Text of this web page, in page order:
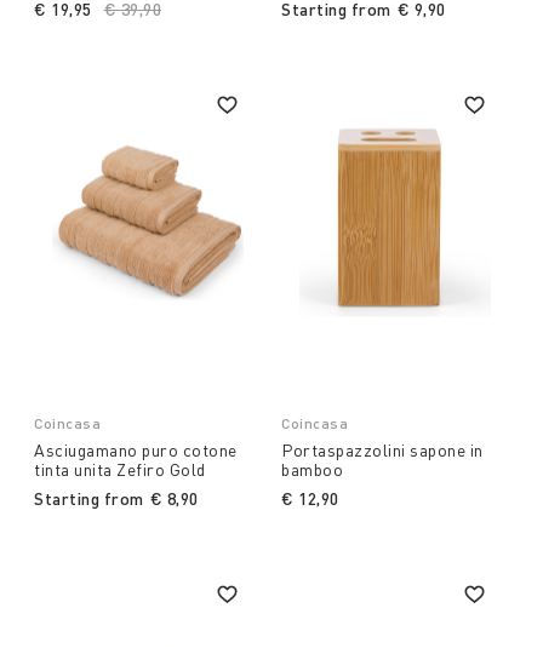
Price reduced from
€ 39,90
€ 19,95
Starting from € 9,90
Coincasa
Asciugamano puro cotone
tinta unita Zefiro Gold
Starting from € 8,90
Coincasa
Portaspazzolini sapone in
bamboo
€ 12,90